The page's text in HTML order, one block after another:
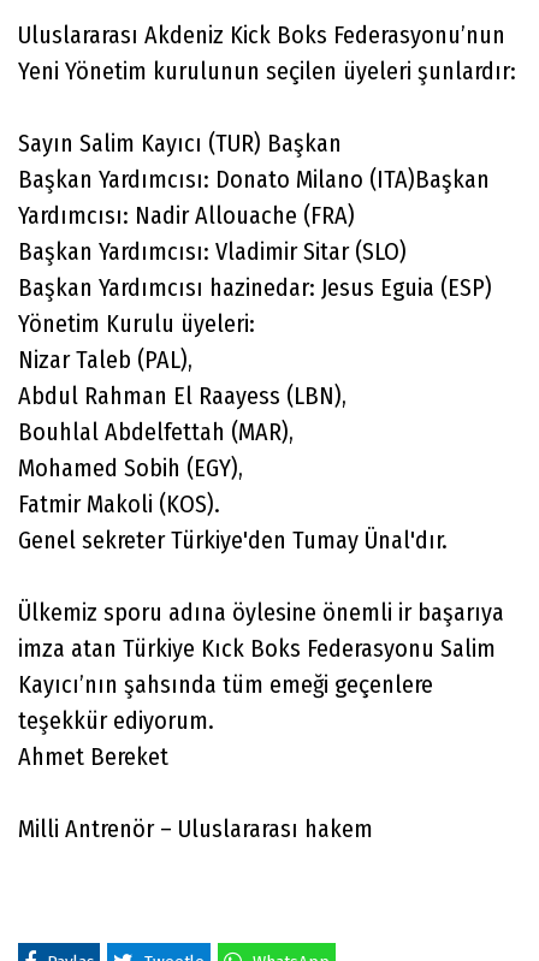
Uluslararası Akdeniz Kick Boks Federasyonu’nun
Yeni Yönetim kurulunun seçilen üyeleri şunlardır:
Sayın Salim Kayıcı (TUR) Başkan
Başkan Yardımcısı: Donato Milano (ITA)Başkan
Yardımcısı: Nadir Allouache (FRA)
Başkan Yardımcısı: Vladimir Sitar (SLO)
Başkan Yardımcısı hazinedar: Jesus Eguia (ESP)
Yönetim Kurulu üyeleri:
Nizar Taleb (PAL),
Abdul Rahman El Raayess (LBN),
Bouhlal Abdelfettah (MAR),
Mohamed Sobih (EGY),
Fatmir Makoli (KOS).
Genel sekreter Türkiye'den Tumay Ünal'dır.
Ülkemiz sporu adına öylesine önemli ir başarıya
imza atan Türkiye Kıck Boks Federasyonu Salim
Kayıcı’nın şahsında tüm emeği geçenlere
teşekkür ediyorum.
Ahmet Bereket
Milli Antrenör – Uluslararası hakem